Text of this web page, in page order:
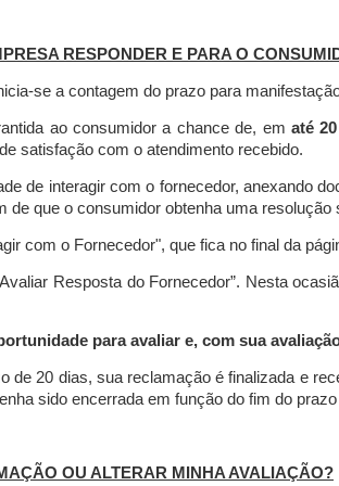
RESPONDER E PARA O
se a contagem do prazo para
ao consumidor a chance de, em até
satisfação com o atendimento recebido.
de interagir com o fornecedor, anexando
de que o consumidor obtenha uma resolução
com o Fornecedor", que fica no final da
Resposta do Fornecedor”. Nesta
para avaliar e, com sua
de 20 dias, sua reclamação é finalizada e
sido encerrada em função do fim do
OU ALTERAR MINHA AVALIAÇÃO?